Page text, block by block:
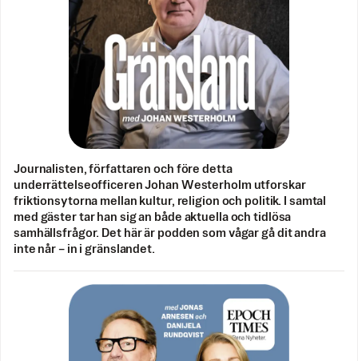
Journalisten, författaren och före detta
underrättelseofficeren Johan Westerholm utforskar
friktionsytorna mellan kultur, religion och politik. I samtal
med gäster tar han sig an både aktuella och tidlösa
samhällsfrågor. Det här är podden som vågar gå dit andra
inte når – in i gränslandet.